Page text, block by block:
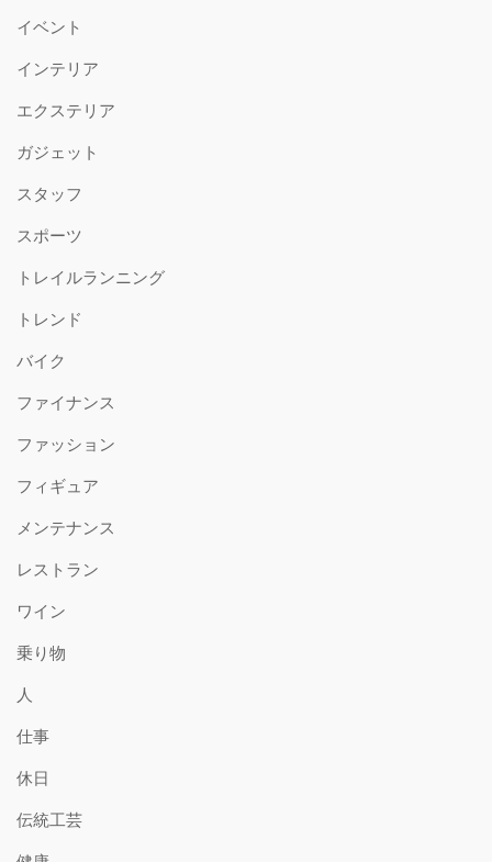
イベント
インテリア
エクステリア
ガジェット
スタッフ
スポーツ
トレイルランニング
トレンド
バイク
ファイナンス
ファッション
フィギュア
メンテナンス
レストラン
ワイン
乗り物
人
仕事
休日
伝統工芸